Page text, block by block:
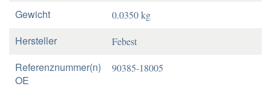
Gewicht 0.0350 kg
Hersteller Febest
Referenznummer(n)
OE
90385-18005